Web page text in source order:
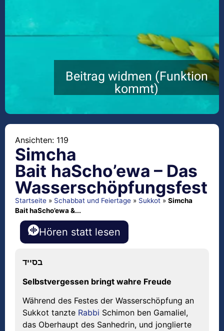
Beitrag widmen (Funktion
kommt)
Ansichten: 119
Simcha
Bait haScho’ewa – Das
Wasserschöpfungsfest
Startseite » Schabbat und Feiertage » Sukkot » Simcha
Bait haScho’ewa &...
Hören statt lesen
בסייד
Selbstvergessen bringt wahre Freude
Während des Festes der Wasserschöpfung an
Sukkot tanzte Rabbi Schimon ben Gamaliel,
das Oberhaupt des Sanhedrin, und jonglierte